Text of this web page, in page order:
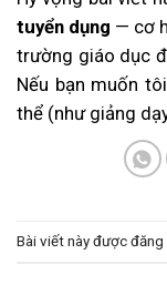
tuyển dụng — cơ
trường giáo dục
Nếu bạn muốn
thể (như giảng
Bài viết này được